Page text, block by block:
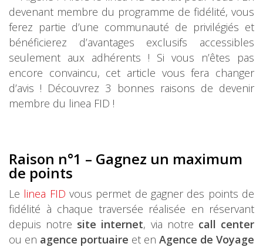
devenant membre du programme de fidélité, vous
ferez partie d’une communauté de privilégiés et
bénéficierez d’avantages exclusifs accessibles
seulement aux adhérents ! Si vous n’êtes pas
encore convaincu, cet article vous fera changer
d’avis ! Découvrez 3 bonnes raisons de devenir
membre du linea FID !
Raison n°1 – Gagnez un maximum
de points
Le linea FID vous permet de gagner des points de
fidélité à chaque traversée réalisée en réservant
depuis notre site internet, via notre call center
ou en agence portuaire et en Agence de Voyage